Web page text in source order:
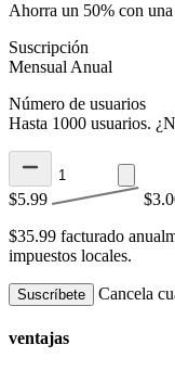
Ahorra un 50% con
Suscripción
Mensual Anual
Número de usuarios
Hasta 1000 usuarios.
$5.99
$35.99 facturado
impuestos locales.
Suscríbete Cancela
ventajas